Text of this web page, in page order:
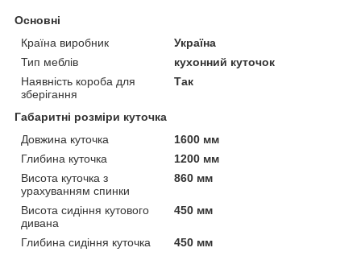
Основні
Країна виробник
Україна
Тип меблів
кухонний куточок
Наявність короба для
зберігання
Так
Габаритні розміри куточка
Довжина куточка
1600 мм
Глибина куточка
1200 мм
Висота куточка з
урахуванням спинки
860 мм
Висота сидіння кутового
дивана
450 мм
Глибина сидіння куточка 450 мм